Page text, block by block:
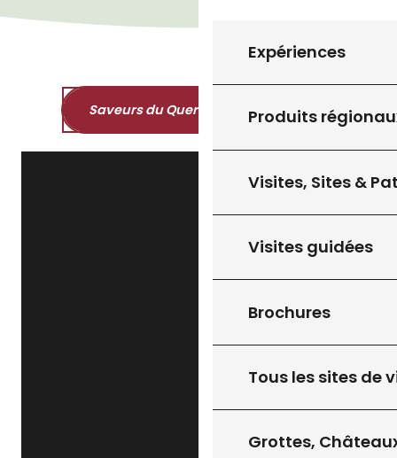
Expériences
Produits
Visites, Sites &
Visites guidées
Brochures
Tous les sites de
Grottes,
Saveurs du Quercy et du Périgord